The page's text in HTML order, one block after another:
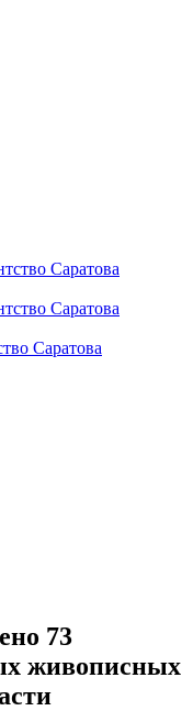
Саратова
73
живописных